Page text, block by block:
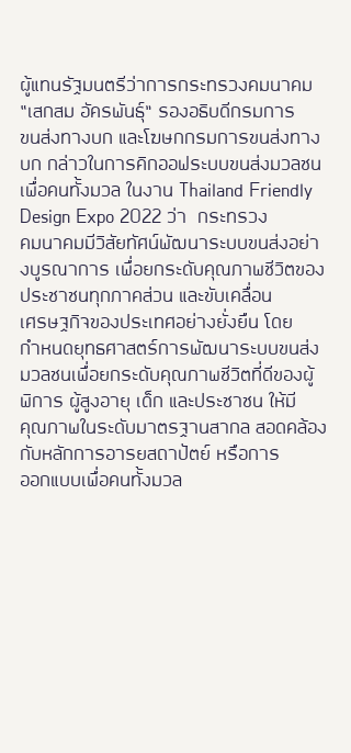
ผู้แทนรัฐมนตรีว่าการกระทรวงคมนาคม
“เสกสม อัครพันธุ์” รองอธิบดีกรมการ
ขนส่งทางบก และโฆษกกรมการขนส่งทาง
บก กล่าวในการคิกออฟระบบขนส่งมวลชน
เพื่อคนทั้งมวล ในงาน Thailand Friendly
Design Expo 2022 ว่า  กระทรวง
คมนาคมมีวิสัยทัศน์พัฒนาระบบขนส่งอย่า
งบูรณาการ เพื่อยกระดับคุณภาพชีวิตของ
ประชาชนทุกภาคส่วน และขับเคลื่อน
เศรษฐกิจของประเทศอย่างยั่งยืน โดย
กำหนดยุทธศาสตร์การพัฒนาระบบขนส่ง
มวลชนเพื่อยกระดับคุณภาพชีวิตที่ดีของผู้
พิการ ผู้สูงอายุ เด็ก และประชาชน ให้มี
คุณภาพในระดับมาตรฐานสากล สอดคล้อง
กับหลักการอารยสถาปัตย์ หรือการ
ออกแบบเพื่อคนทั้งมวล